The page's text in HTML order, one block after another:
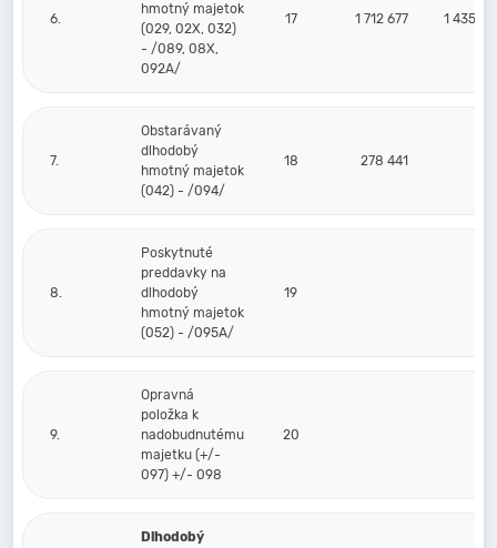
6.
hmotný majetok
(029, 02X, 032)
- /089, 08X,
092A/
17 1 712 677 1 435
7.
Obstarávaný
dlhodobý
hmotný majetok
(042) - /094/
18 278 441
8.
Poskytnuté
preddavky na
dlhodobý
hmotný majetok
(052) - /095A/
19
9.
Opravná
položka k
nadobudnutému
majetku (+/-
097) +/- 098
20
Dlhodobý